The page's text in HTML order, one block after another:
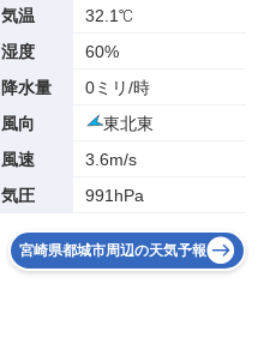
気温
32.1℃
湿度
60%
降水量
0ミリ/時
風向
東北東
風速
3.6m/s
気圧
991hPa
宮崎県都城市周辺の天気予報